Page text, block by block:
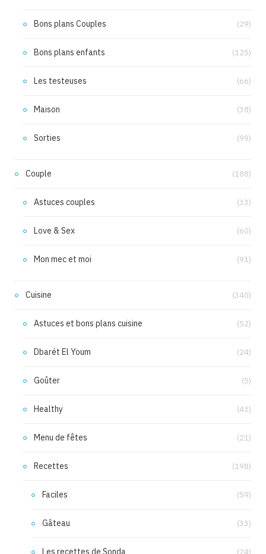
Bons plans Couples (29)
Bons plans enfants (125)
Les testeuses (66)
Maison (38)
Sorties (99)
Couple (188)
Astuces couples (33)
Love & Sex (60)
Mon mec et moi (91)
Cuisine (340)
Astuces et bons plans cuisine (52)
Dbarét El Youm (24)
Goûter (5)
Healthy (43)
Menu de fêtes (21)
Recettes (198)
Faciles (59)
Gâteau (33)
Les recettes de Sonda (24)